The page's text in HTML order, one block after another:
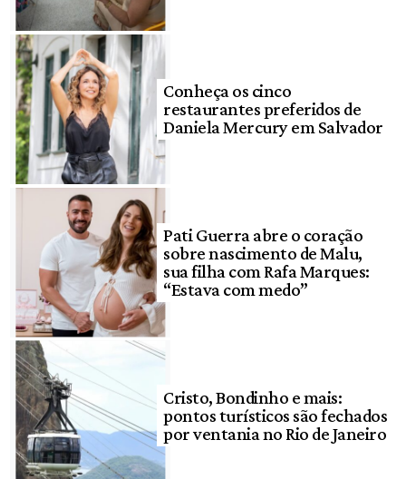
Conheça os cinco
restaurantes preferidos de
Daniela Mercury em Salvador
Pati Guerra abre o coração
sobre nascimento de Malu,
sua filha com Rafa Marques:
“Estava com medo”
Cristo, Bondinho e mais:
pontos turísticos são fechados
por ventania no Rio de Janeiro